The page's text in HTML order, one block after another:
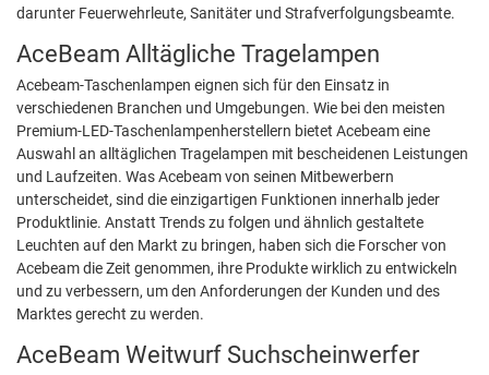
darunter Feuerwehrleute, Sanitäter und Strafverfolgungsbeamte.
AceBeam Alltägliche Tragelampen
Acebeam-Taschenlampen eignen sich für den Einsatz in
verschiedenen Branchen und Umgebungen. Wie bei den meisten
Premium-LED-Taschenlampenherstellern bietet Acebeam eine
Auswahl an alltäglichen Tragelampen mit bescheidenen Leistungen
und Laufzeiten. Was Acebeam von seinen Mitbewerbern
unterscheidet, sind die einzigartigen Funktionen innerhalb jeder
Produktlinie. Anstatt Trends zu folgen und ähnlich gestaltete
Leuchten auf den Markt zu bringen, haben sich die Forscher von
Acebeam die Zeit genommen, ihre Produkte wirklich zu entwickeln
und zu verbessern, um den Anforderungen der Kunden und des
Marktes gerecht zu werden.
AceBeam Weitwurf Suchscheinwerfer